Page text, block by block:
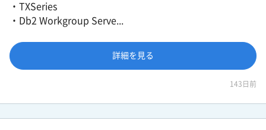
・TXSeries
・Db2 Workgroup Serve...
詳細を見る
143日前